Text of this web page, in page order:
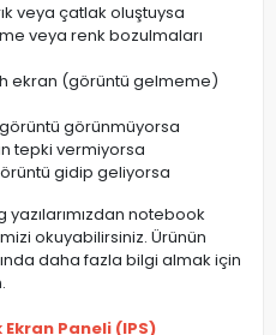
veya çatlak oluştuysa
veya renk bozulmaları
ekran (görüntü gelmeme)
görüntü görünmüyorsa
tepki vermiyorsa
gidip geliyorsa
yazılarımızdan notebook
okuyabilirsiniz. Ürünün
daha fazla bilgi almak için
Ekran Paneli (IPS)